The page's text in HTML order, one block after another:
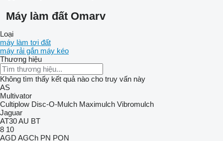
Máy làm đất Omarv
Loại
máy làm tơi đất
máy rải gắn máy kéo
Thương hiệu
Không tìm thấy kết quả nào cho truy vấn này
AS
Multivator
Cultiplow Disc-O-Mulch Maximulch Vibromulch
Jaguar
AT30AU BT
8 10
AGD AGCh PN PON